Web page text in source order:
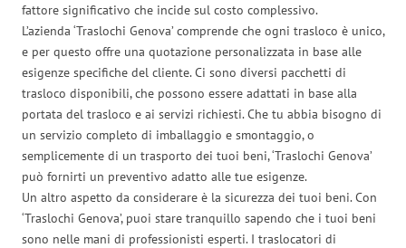
fattore significativo che incide sul costo complessivo.
L’azienda ‘Traslochi Genova’ comprende che ogni trasloco è unico,
e per questo offre una quotazione personalizzata in base alle
esigenze specifiche del cliente. Ci sono diversi pacchetti di
trasloco disponibili, che possono essere adattati in base alla
portata del trasloco e ai servizi richiesti. Che tu abbia bisogno di
un servizio completo di imballaggio e smontaggio, o
semplicemente di un trasporto dei tuoi beni, ‘Traslochi Genova’
può fornirti un preventivo adatto alle tue esigenze.
Un altro aspetto da considerare è la sicurezza dei tuoi beni. Con
‘Traslochi Genova’, puoi stare tranquillo sapendo che i tuoi beni
sono nelle mani di professionisti esperti. I traslocatori di